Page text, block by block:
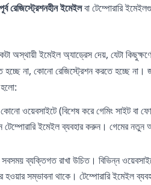
পূর্ব রেজিস্ট্রেশনহীন ইমেইলবা টেম্পোরারি
অস্থায়ী ইমেইল অ্যাড্রেস দেয়, যেটা
না, কোনো রেজিস্ট্রেশন করতে হচ্ছে
ওয়েবসাইটে (বিশেষ করে গেমিং সাইট বা
টেম্পোরারি ইমেইল ব্যবহার করুন। গেমের
ব্যক্তিগত রাখা উচিত। বিভিন্ন
সম্ভাবনা থাকে। টেম্পোরারি ইমেইল